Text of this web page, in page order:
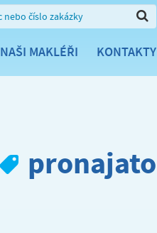
NAŠI MAKLÉŘI KONTAKTY
pronajato